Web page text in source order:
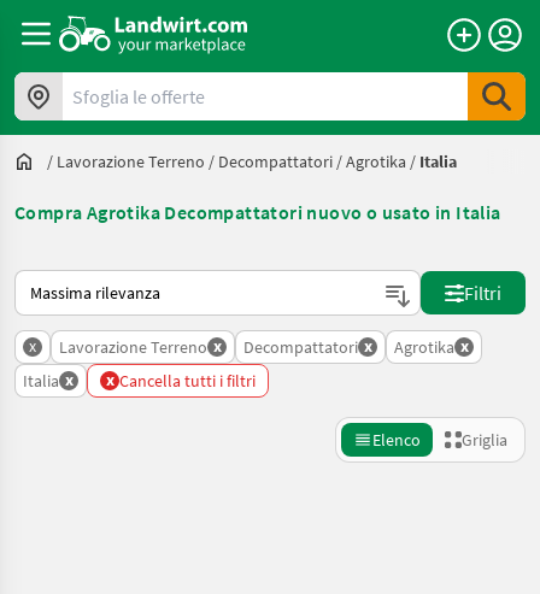
Sfoglia le offerte
/ Lavorazione Terreno / Decompattatori /Agrotika / Italia
Compra Agrotika Decompattatori nuovo o usato in Italia
Ecco come viene ordinato su Landwirt.com
Filtri
x Lavorazione Terreno x Decompattatori x Agrotika x
Italia x x Cancella tutti i filtri
Elenco Griglia